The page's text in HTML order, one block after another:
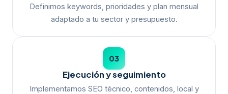
Definimos keywords, prioridades y plan mensual
adaptado a tu sector y presupuesto.
03
Ejecución y seguimiento
Implementamos SEO técnico, contenidos, local y